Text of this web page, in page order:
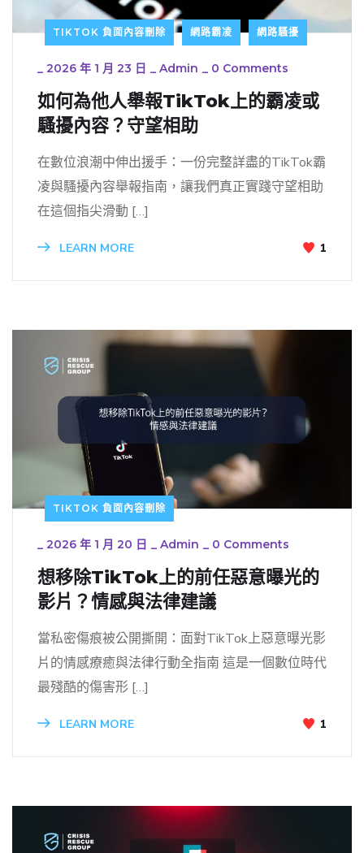
TIKTOK 負面內容刪除 網路霸凌 網路騷擾
_ 2026 年 1 月 23 日 _ Admin _ 0 Comments
如何為他人舉報TikTok上的霸凌或
騷擾內容？守望相助
在數位浪潮中伸出援手：一份完整詳盡的TikTok霸
凌與騷擾內容舉報指南，讓我們真正實踐守望相助
在這個指尖滑動 […]
LEARN MORE 1
TIKTOK 負面內容刪除
2026 年 1 月 20 日 Admin 0 Comments
想移除TikTok上的前任惡意曝光的
影片？情感與法律建議
當私密傷痕被公開撕開：面對TikTok上惡意曝光影
片的情感療癒與法律行動全指南 這是一個數位時代
最殘酷的傷害形 […]
LEARN MORE 1